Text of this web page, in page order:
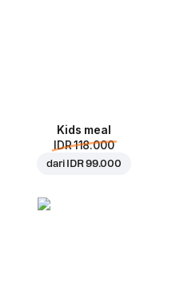
Kids meal
IDR 118.000
dari IDR 99.000